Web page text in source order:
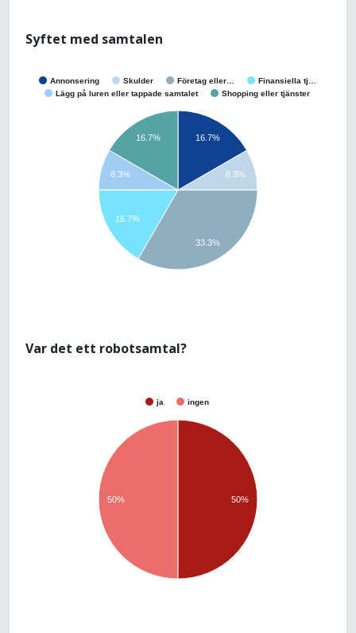
Syftet med samtalen
Annonsering Skulder Företag eller…
Finansiella tj…
Lägg på luren eller tappade samtalet
Shopping eller tjänster
16.7%
8.3%
16.7%
8.3%
16.7%
33.3%
Var det ett robotsamtal?
ja ingen
50% 50%